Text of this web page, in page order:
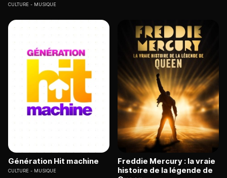
CULTURE MUSIQUE
Génération Hit machine
CULTURE MUSIQUE
Freddie Mercury : la vraie
histoire de la légende de